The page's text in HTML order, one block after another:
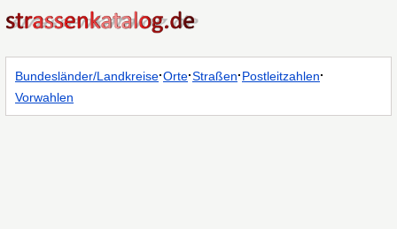
Bundesländer/Landkreise·Orte·Straßen·Postleitzahlen·
Vorwahlen